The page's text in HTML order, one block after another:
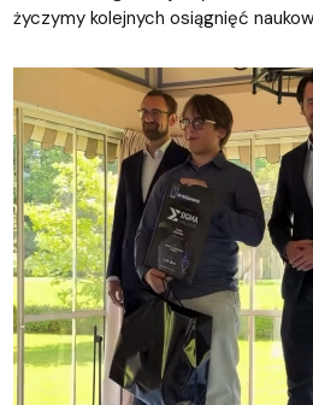
życzymy kolejnych osiągnięć